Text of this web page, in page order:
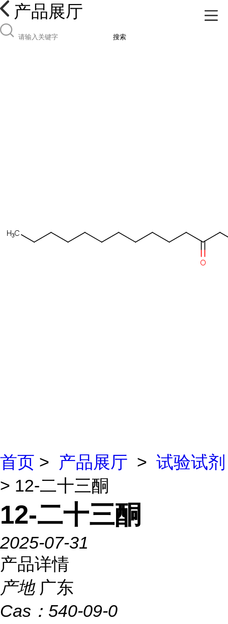
产品展厅
搜索
首页 > 产品展厅 > 试验试剂
> 12-二十三酮
12-二十三酮
2025-07-31
产品详情
产地 广东
Cas： 540-09-0